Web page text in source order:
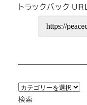
トラックバック
カ
テ
検索